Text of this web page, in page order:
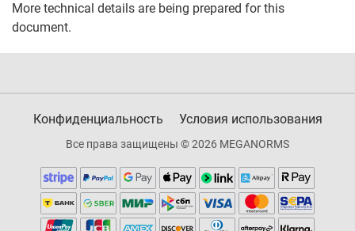
More technical details are being prepared for this
document.
Конфиденциальность Условия использования
Все права защищены © 2026 MEGANORMS